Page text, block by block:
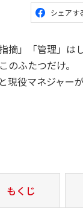
シェアす
」「管理」はし
ふたつだけ。
役マネジャー
もくじ